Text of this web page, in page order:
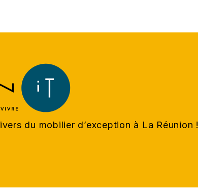
du mobilier d’exception à La Réunion !